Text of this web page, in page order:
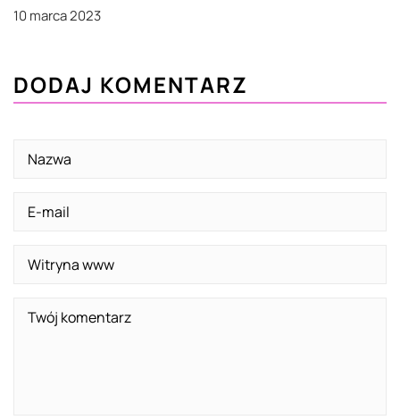
10 marca 2023
DODAJ KOMENTARZ